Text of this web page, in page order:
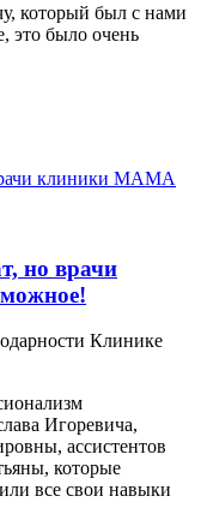
который был с нами
это было очень
но врачи
Клинике
Игоревича,
ассистентов
которые
все свои навыки